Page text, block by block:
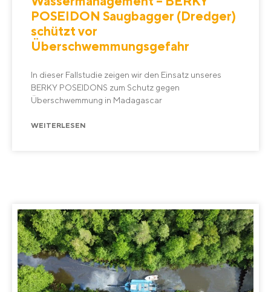
POSEIDON Saugbagger (Dredger)
schützt vor
Überschwemmungsgefahr
In dieser Fallstudie zeigen wir den Einsatz unseres
BERKY POSEIDONS zum Schutz gegen
Überschwemmung in Madagascar
WEITERLESEN